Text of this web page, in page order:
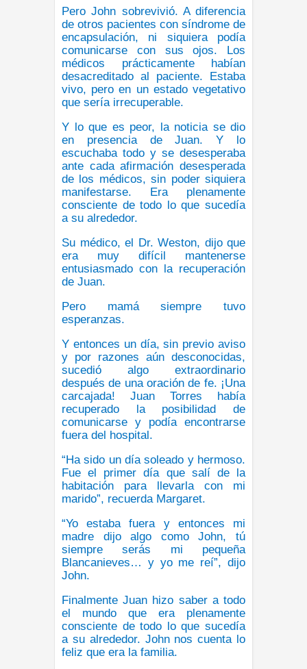
Pero John sobrevivió. A diferencia
de otros pacientes con síndrome de
encapsulación, ni siquiera podía
comunicarse con sus ojos. Los
médicos prácticamente habían
desacreditado al paciente. Estaba
vivo, pero en un estado vegetativo
que sería irrecuperable.
Y lo que es peor, la noticia se dio
en presencia de Juan. Y lo
escuchaba todo y se desesperaba
ante cada afirmación desesperada
de los médicos, sin poder siquiera
manifestarse. Era plenamente
consciente de todo lo que sucedía
a su alrededor.
Su médico, el Dr. Weston, dijo que
era muy difícil mantenerse
entusiasmado con la recuperación
de Juan.
Pero mamá siempre tuvo
esperanzas.
Y entonces un día, sin previo aviso
y por razones aún desconocidas,
sucedió algo extraordinario
después de una oración de fe. ¡Una
carcajada! Juan Torres había
recuperado la posibilidad de
comunicarse y podía encontrarse
fuera del hospital.
“Ha sido un día soleado y hermoso.
Fue el primer día que salí de la
habitación para llevarla con mi
marido”, recuerda Margaret.
“Yo estaba fuera y entonces mi
madre dijo algo como John, tú
siempre serás mi pequeña
Blancanieves… y yo me reí”, dijo
John.
Finalmente Juan hizo saber a todo
el mundo que era plenamente
consciente de todo lo que sucedía
a su alrededor. John nos cuenta lo
feliz que era la familia.